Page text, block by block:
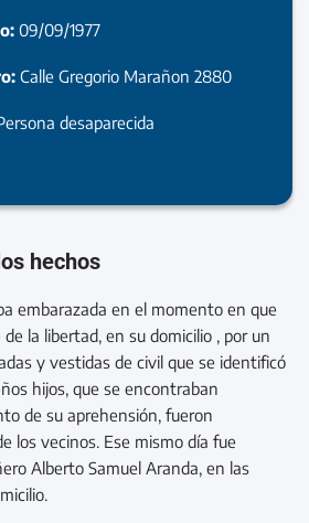
09/09/1977
Calle Gregorio Marañon 2880
desaparecida
hechos
embarazada en el momento en que
la libertad, en su domicilio , por un
y vestidas de civil que se identificó
hijos, que se encontraban
de su aprehensión, fueron
los vecinos. Ese mismo día fue
Alberto Samuel Aranda, en las